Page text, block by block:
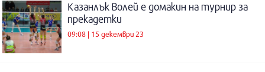
Казанлък Волей е домакин на турнир за
прекадетки
09:08 | 15 декември 23